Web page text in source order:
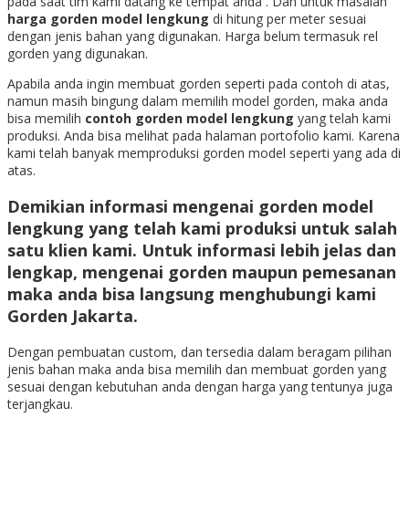
harga gorden model lengkung di hitung per meter sesuai
dengan jenis bahan yang digunakan. Harga belum termasuk rel
gorden yang digunakan.
Apabila anda ingin membuat gorden seperti pada contoh di atas,
namun masih bingung dalam memilih model gorden, maka anda
bisa memilih contoh gorden model lengkung yang telah kami
produksi. Anda bisa melihat pada halaman portofolio kami. Karena
kami telah banyak memproduksi gorden model seperti yang ada di
atas.
Demikian informasi mengenai gorden model
lengkung yang telah kami produksi untuk salah
satu klien kami. Untuk informasi lebih jelas dan
lengkap, mengenai gorden maupun pemesanan
maka anda bisa langsung menghubungi kami
Gorden Jakarta.
Dengan pembuatan custom, dan tersedia dalam beragam pilihan
jenis bahan maka anda bisa memilih dan membuat gorden yang
sesuai dengan kebutuhan anda dengan harga yang tentunya juga
terjangkau.